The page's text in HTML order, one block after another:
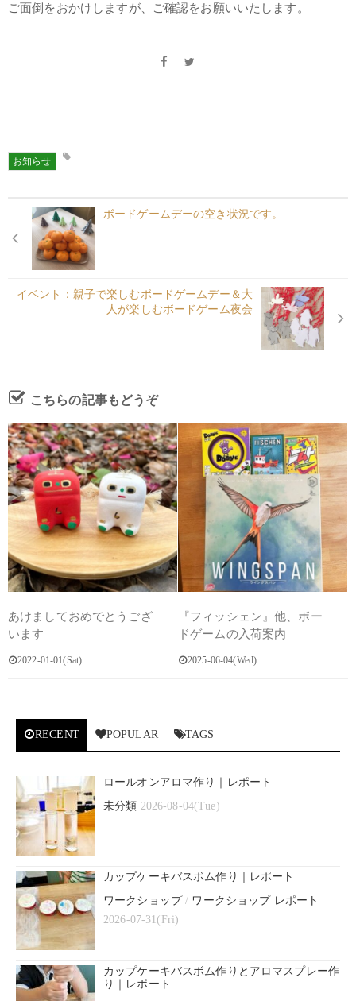
ご面倒をおかけしますが、ご確認をお願いいたします。
お知らせ
ボードゲームデーの空き状況です。
イベント：親子で楽しむボードゲームデー＆大
人が楽しむボードゲーム夜会
こちらの記事もどうぞ
あけましておめでとうござ
います
2022-01-01(Sat)
『フィッシェン』他、ボー
ドゲームの入荷案内
2025-06-04(Wed)
RECENT POPULAR TAGS
ロールオンアロマ作り｜レポート
未分類 2026-08-04(Tue)
カップケーキバスボム作り｜レポート
ワークショップ/ ワークショップ レポート
2026-07-31(Fri)
カップケーキバスボム作りとアロマスプレー作
り｜レポート